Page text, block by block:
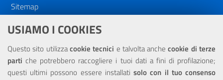
USIAMO I COOKIES
Questo sito utilizzacookie tecnici e talvolta anchecookie di terze
parti che potrebbero raccogliere i tuoi dati a fini di profilazione;
questi ultimi possono essere installatisolo con il tuo consenso
Sitemap
Dichiarazione di accessibilità
NOTE LEGALI
Privacy